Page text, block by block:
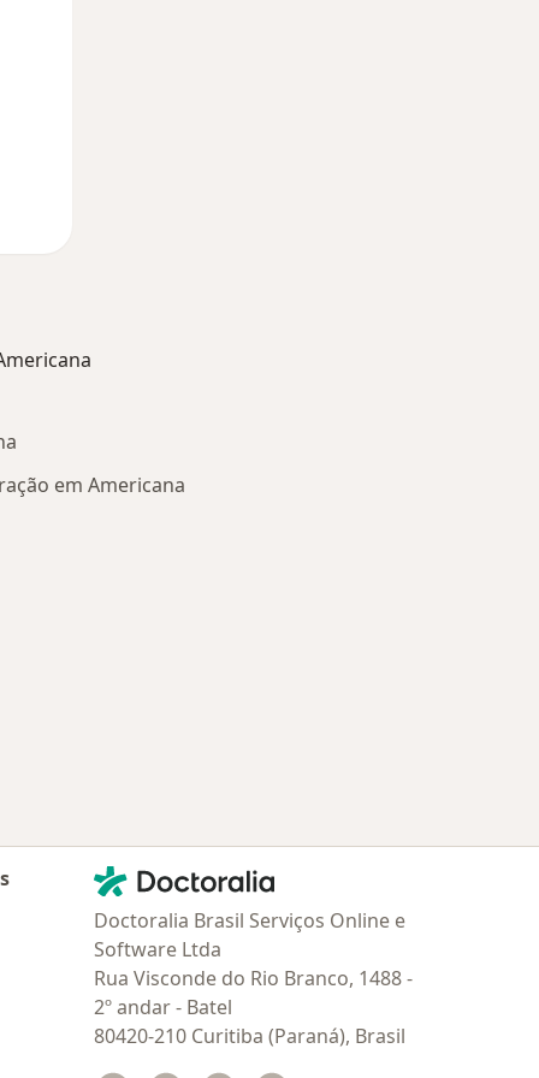
em Americana
Contato
Doctoralia - Homepage
Doctoralia Brasil Serviços Online e
Software Ltda
Rua Visconde do Rio Branco, 1488 -
2º andar - Batel
80420-210 Curitiba (Paraná), Brasil